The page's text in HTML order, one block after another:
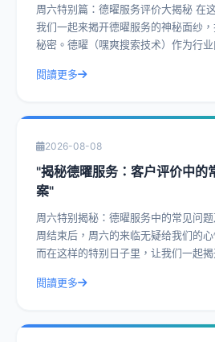
周六特别篇：德曜服务评价大揭秘 在这个阳光明媚的周六，让
我们一起来揭开德曜服务的神秘面纱
秘密。德曜（嘿爽搜索技术）作为行
閱讀更多
2026-08-08
"揭秘德曜服务：客户评价中的
案"
周六特别揭秘：德曜服务中的常见问题及解决
周结束后，周六的来临无疑给我们的
而在这样的特别日子里，让我们一起
閱讀更多